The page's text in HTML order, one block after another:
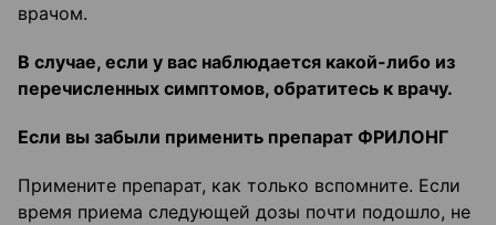
врачом.
В случае, если у вас наблюдается какой-либо из
перечисленных симптомов, обратитесь к врачу.
Если вы забыли применить препарат ФРИЛОНГ
Примените препарат, как только вспомните. Если
время приема следующей дозы почти подошло, не